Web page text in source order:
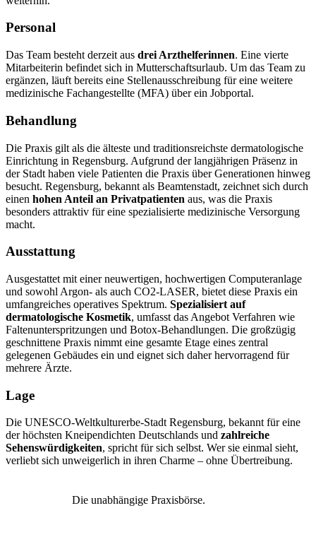
Personal
Das Team besteht derzeit aus drei Arzthelferinnen. Eine vierte
Mitarbeiterin befindet sich in Mutterschaftsurlaub. Um das Team zu
ergänzen, läuft bereits eine Stellenausschreibung für eine weitere
medizinische Fachangestellte (MFA) über ein Jobportal.
Behandlung
Die Praxis gilt als die älteste und traditionsreichste dermatologische
Einrichtung in Regensburg. Aufgrund der langjährigen Präsenz in
der Stadt haben viele Patienten die Praxis über Generationen hinweg
besucht. Regensburg, bekannt als Beamtenstadt, zeichnet sich durch
einen hohen Anteil an Privatpatienten aus, was die Praxis
besonders attraktiv für eine spezialisierte medizinische Versorgung
macht.
Ausstattung
Ausgestattet mit einer neuwertigen, hochwertigen Computeranlage
und sowohl Argon- als auch CO2-LASER, bietet diese Praxis ein
umfangreiches operatives Spektrum. Spezialisiert auf
dermatologische Kosmetik, umfasst das Angebot Verfahren wie
Faltenunterspritzungen und Botox-Behandlungen. Die großzügig
geschnittene Praxis nimmt eine gesamte Etage eines zentral
gelegenen Gebäudes ein und eignet sich daher hervorragend für
mehrere Ärzte.
Lage
Die UNESCO-Weltkulturerbe-Stadt Regensburg, bekannt für eine
der höchsten Kneipendichten Deutschlands und zahlreiche
Sehenswürdigkeiten, spricht für sich selbst. Wer sie einmal sieht,
verliebt sich unweigerlich in ihren Charme – ohne Übertreibung.
Die unabhängige Praxisbörse.